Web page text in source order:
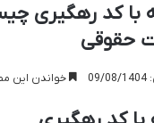
با کد رهگیری
حقوقی
خواندن این مطلب 17 دقیقه